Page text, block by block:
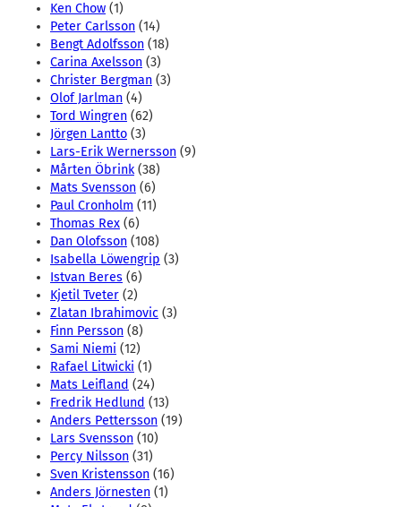
Ken Chow (1)
Peter Carlsson (14)
Bengt Adolfsson (18)
Carina Axelsson (3)
Christer Bergman (3)
Olof Jarlman (4)
Tord Wingren (62)
Jörgen Lantto (3)
Lars-Erik Wernersson (9)
Mårten Öbrink(38)
Mats Svensson (6)
Paul Cronholm (11)
Thomas Rex (6)
Dan Olofsson (108)
Isabella Löwengrip (3)
Istvan Beres (6)
Kjetil Tveter (2)
Zlatan Ibrahimovic (3)
Finn Persson (8)
Sami Niemi (12)
Rafael Litwicki (1)
Mats Leifland (24)
Fredrik Hedlund (13)
Anders Pettersson (19)
Lars Svensson (10)
Percy Nilsson (31)
Sven Kristensson (16)
Anders Jörnesten (1)